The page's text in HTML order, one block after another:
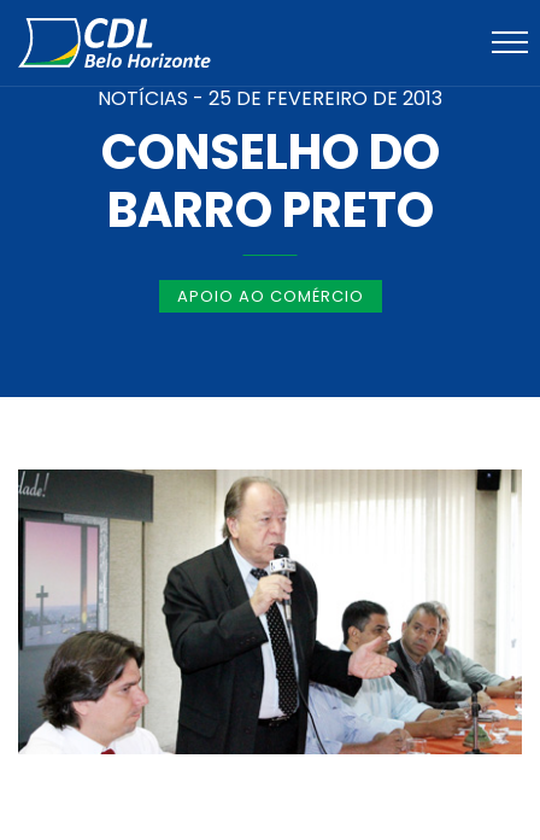
NOTÍCIAS - 25 DE FEVEREIRO DE 2013
CONSELHO DO
BARRO PRETO
APOIO AO COMÉRCIO